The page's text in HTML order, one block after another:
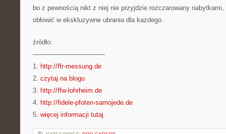
bo z pewnością nikt z niej nie przyjdzie rozczarowany nabytkami,
obłowić w ekskluzywne ubrania dla każdego.
źródło:
———————————
1. http://ffr-messung.de
2. czytaj na blogu
3. http://ffw-lohrheim.de
4. http://fidele-pfoten-samojede.de
5. więcej informacji tutaj